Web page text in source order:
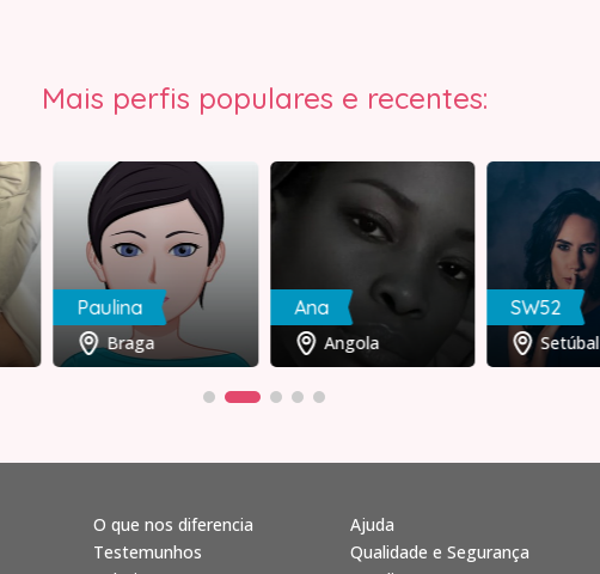
Mais perfis populares e recentes:
Paulina
Braga
Ana
Angola
SW52
Setúbal
O que nos diferencia
Testemunhos
Ajuda
Qualidade e Segurança